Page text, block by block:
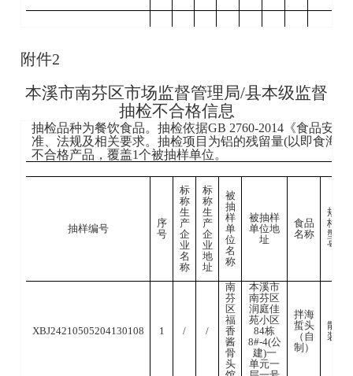
芬
XBJ24210505204130094ZX 6 / /
芬
区
库
加
工
儿
宁
（自
制）
装
圣
XBJ24210505204130077 2 / /
生
鲜
果
蔬
超
市
宁
鸡
肉
装
2024-
08-05
抽样编号
序
号
标
称
生
产
企
业
名
称
标
称
生
产
企
业
地
址
被
抽
样
单
位
名
称
样
单
位
食
品
名
称
规
格
型
生产
日期/
批号
南
芬
区
每
日
生
鲜
果
辽
宁
鸡
蛋
散
装
2024-
附件2
本溪市南芬区市场监督管理局/县本级监督
抽检不合格信息
抽检品种为餐饮食品。抽检依据GB 2760-2014《食品安
准、法规及相关要求。抽检项目为铝的残留量(以即食海
不合格产品，覆盖1个被抽样单位。
抽样编号
序
号
标
称
生
产
企
业
名
称
标
称
生
产
企
业
地
址
被
抽
样
单
位
名
称
被抽样
单位地
址
食品
名称
规
格
型
号
XBJ24210505204130108 1 / /
南
芬
区
福
香
酱
骨
头
本溪市
南芬区
润庭佳
苑小区
84栋
8#-4(公
建)一
单元一
拌海
蜇头
（自
制）
散
装